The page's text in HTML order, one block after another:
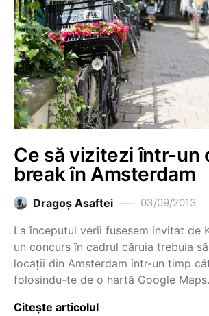
Ce să vizitezi într-un
break în Amsterdam
Dragoş Asaftei 03/09/2013
La începutul verii fusesem invitat de
un concurs în cadrul căruia trebuia
locații din Amsterdam într-un timp
folosindu-te de o hartă Google
Citește articolul